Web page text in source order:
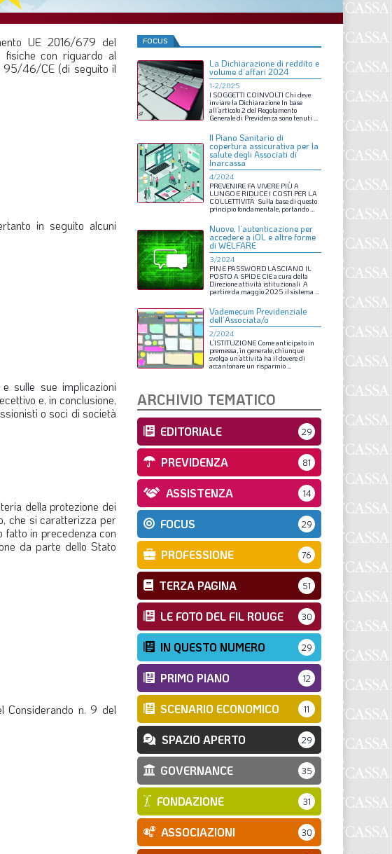
UE 2016/679 del
fisiche con riguardo al
95/46/CE (di seguito il
in seguito alcuni
sulle sue implicazioni
e, in conclusione,
o soci di società
della protezione dei
che si caratterizza per
fatto in precedenza con
da parte dello Stato
Considerando n. 9 del
FOCUS
La Dichiarazione di reddito e
volume d’affari 2024
1-2/2025
I SOGGETTI COINVOLTI Chi deve
inviare la Dichiarazione In base
all’articolo2 del Regolamento
Generaledi Previdenza sono tenuti
Il Piano Sanitario di
copertura assicurativa per la
salute degli Associati di
Inarcassa
4/2024
PREVENIRE FA VIVERE PIÙ A
LUNGO E RIDUCE I COSTI PER LA
COLLETTIVITÀ Sulla basedi questo
principio fondamentale, portando
Nuove, l’autenticazione per
accedere a iOL e altre forme
di WELFARE
3/2024
PIN E PASSWORD LASCIANO IL
POSTO A SPIDE CIEa cura della
Direzioneattività istituzionali A
partireda maggio2025 il sistema
Vademecum Previdenziale
dell’Associata/o
2/2024
L’ISTITUZIONE Comeanticipatoin
premessa, in generale, chiunque
svolga un’attività ha il doveredi
accantonare un risparmio
ARCHIVIO TEMATICO
EDITORIALE 29
PREVIDENZA 81
ASSISTENZA 14
FOCUS 29
PROFESSIONE 76
TERZA PAGINA 51
LE FOTO DEL FIL ROUGE 30
IN QUESTO NUMERO 29
PRIMO PIANO 12
SCENARIO ECONOMICO 11
SPAZIO APERTO 29
GOVERNANCE 35
FONDAZIONE 31
ASSOCIAZIONI 30